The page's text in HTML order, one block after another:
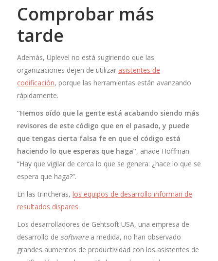
Comprobar más
tarde
Además, Uplevel no está sugiriendo que las
organizaciones dejen de utilizar asistentes de
codificación, porque las herramientas están avanzando
rápidamente.
“Hemos oído que la gente está acabando siendo más
revisores de este código que en el pasado, y puede
que tengas cierta falsa fe en que el código está
haciendo lo que esperas que haga”, añade Hoffman.
“Hay que vigilar de cerca lo que se genera: ¿hace lo que se
espera que haga?”.
En las trincheras, los equipos de desarrollo informan de
resultados dispares.
Los desarrolladores de Gehtsoft USA, una empresa de
desarrollo de softwarea medida, no han observado
grandes aumentos de productividad con los asistentes de